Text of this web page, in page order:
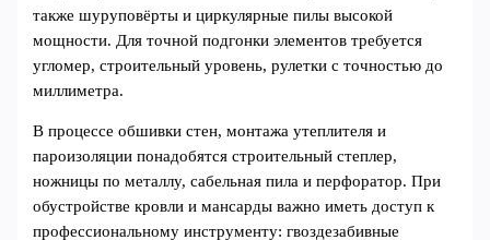
также шуруповёрты и циркулярные пилы высокой
мощности. Для точной подгонки элементов требуется
угломер, строительный уровень, рулетки с точностью до
миллиметра.
В процессе обшивки стен, монтажа утеплителя и
пароизоляции понадобятся строительный степлер,
ножницы по металлу, сабельная пила и перфоратор. При
обустройстве кровли и мансарды важно иметь доступ к
профессиональному инструменту: гвоздезабивные